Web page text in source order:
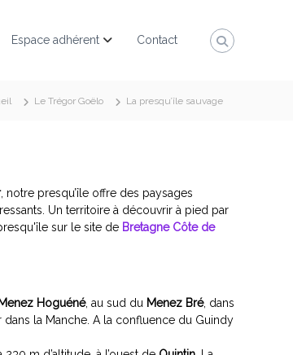
Espace adhérent Contact
Le Trégor Goëlo La presqu’île sauvage
, notre presqu’île offre des paysages
Un territoire à découvrir à pied par
sur le site de Bretagne Côte de
Menez Hoguéné, au sud du Menez Bré, dans
dans la Manche. A la confluence du Guindy